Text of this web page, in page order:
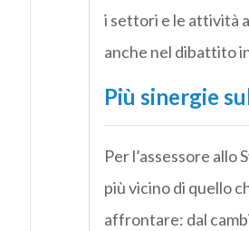
i settori e le attività
anche nel dibattito
Più sinergie
Per l’assessore allo
più vicino di quello
affrontare: dal